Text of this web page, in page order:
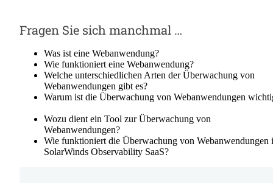
Fragen Sie sich manchmal …
Was ist eine Webanwendung?
Wie funktioniert eine Webanwendung?
Welche unterschiedlichen Arten der Überwachung von
Webanwendungen gibt es?
Warum ist die Überwachung von Webanwendungen
Wozu dient ein Tool zur Überwachung von
Webanwendungen?
Wie funktioniert die Überwachung von Webanwendungen
SolarWinds Observability SaaS?